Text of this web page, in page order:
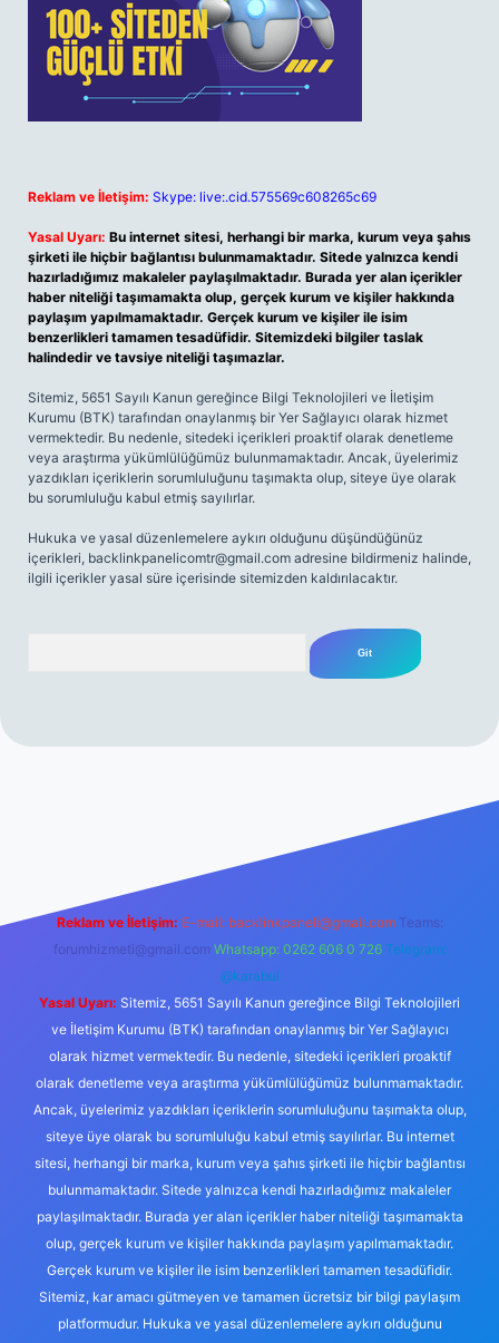
Reklam ve İletişim: Skype: live:.cid.575569c608265c69
Yasal Uyarı: Bu internet sitesi, herhangi bir marka, kurum veya şahıs
şirketi ile hiçbir bağlantısı bulunmamaktadır. Sitede yalnızca kendi
hazırladığımız makaleler paylaşılmaktadır. Burada yer alan içerikler
haber niteliği taşımamakta olup, gerçek kurum ve kişiler hakkında
paylaşım yapılmamaktadır. Gerçek kurum ve kişiler ile isim
benzerlikleri tamamen tesadüfidir. Sitemizdeki bilgiler taslak
halindedir ve tavsiye niteliği taşımazlar.
Sitemiz, 5651 Sayılı Kanun gereğince Bilgi Teknolojileri ve İletişim
Kurumu (BTK) tarafından onaylanmış bir Yer Sağlayıcı olarak hizmet
vermektedir. Bu nedenle, sitedeki içerikleri proaktif olarak denetleme
veya araştırma yükümlülüğümüz bulunmamaktadır. Ancak, üyelerimiz
yazdıkları içeriklerin sorumluluğunu taşımakta olup, siteye üye olarak
bu sorumluluğu kabul etmiş sayılırlar.
Hukuka ve yasal düzenlemelere aykırı olduğunu düşündüğünüz
içerikleri, backlinkpanelicomtr@gmail.com adresine bildirmeniz halinde,
ilgili içerikler yasal süre içerisinde sitemizden kaldırılacaktır.
Reklam ve İletişim: E-mail: backlinkpaneli@gmail.com Teams:
forumhizmeti@gmail.com Whatsapp: 0262 606 0 726 Telegram:
@karabul
Yasal Uyarı: Sitemiz, 5651 Sayılı Kanun gereğince Bilgi Teknolojileri
ve İletişim Kurumu (BTK) tarafından onaylanmış bir Yer Sağlayıcı
olarak hizmet vermektedir. Bu nedenle, sitedeki içerikleri proaktif
olarak denetleme veya araştırma yükümlülüğümüz bulunmamaktadır.
Ancak, üyelerimiz yazdıkları içeriklerin sorumluluğunu taşımakta olup,
siteye üye olarak bu sorumluluğu kabul etmiş sayılırlar. Bu internet
sitesi, herhangi bir marka, kurum veya şahıs şirketi ile hiçbir bağlantısı
bulunmamaktadır. Sitede yalnızca kendi hazırladığımız makaleler
paylaşılmaktadır. Burada yer alan içerikler haber niteliği taşımamakta
olup, gerçek kurum ve kişiler hakkında paylaşım yapılmamaktadır.
Gerçek kurum ve kişiler ile isim benzerlikleri tamamen tesadüfidir.
Sitemiz, kar amacı gütmeyen ve tamamen ücretsiz bir bilgi paylaşım
platformudur. Hukuka ve yasal düzenlemelere aykırı olduğunu